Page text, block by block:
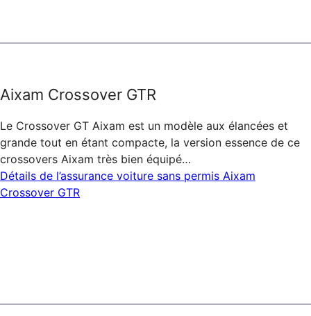
Aixam Crossover GTR
Le Crossover GT Aixam est un modèle aux élancées et
grande tout en étant compacte, la version essence de ce
crossovers Aixam très bien équipé…
Détails de l’assurance voiture sans permis Aixam
Crossover GTR